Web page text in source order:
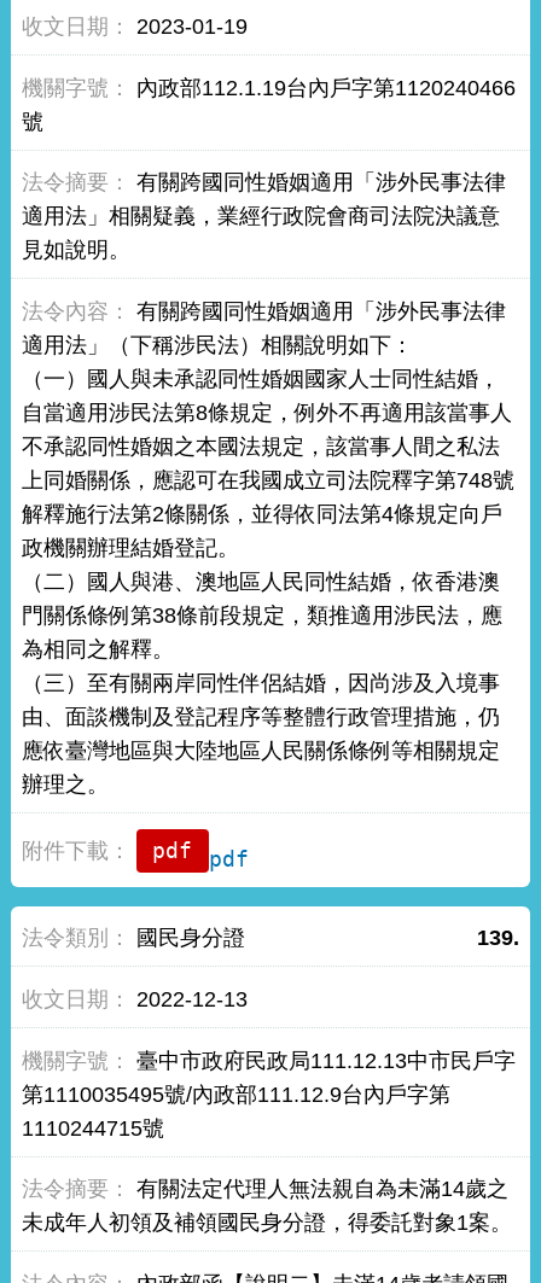
2023-01-19
內政部112.1.19台內戶字第1120240466
號
有關跨國同性婚姻適用「涉外民事法律
適用法」相關疑義，業經行政院會商司法院決議意
見如說明。
有關跨國同性婚姻適用「涉外民事法律
適用法」（下稱涉民法）相關說明如下：
（一）國人與未承認同性婚姻國家人士同性結婚，
自當適用涉民法第8條規定，例外不再適用該當事人
不承認同性婚姻之本國法規定，該當事人間之私法
上同婚關係，應認可在我國成立司法院釋字第748號
解釋施行法第2條關係，並得依同法第4條規定向戶
政機關辦理結婚登記。
（二）國人與港、澳地區人民同性結婚，依香港澳
門關係條例第38條前段規定，類推適用涉民法，應
為相同之解釋。
（三）至有關兩岸同性伴侶結婚，因尚涉及入境事
由、面談機制及登記程序等整體行政管理措施，仍
應依臺灣地區與大陸地區人民關係條例等相關規定
辦理之。
pdf
139.
國民身分證
2022-12-13
臺中市政府民政局111.12.13中市民戶字
第1110035495號/內政部111.12.9台內戶字第
1110244715號
有關法定代理人無法親自為未滿14歲之
未成年人初領及補領國民身分證，得委託對象1案。